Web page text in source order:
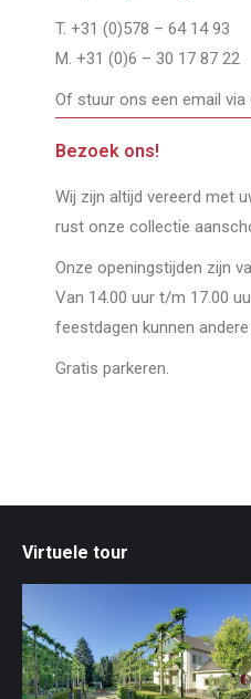
T. +31 (0)578 – 64 14 93
M. +31 (0)6 – 30 17 87 22
Of stuur ons een email via
Bezoek ons!
Wij zijn altijd vereerd met
rust onze collectie
Onze openingstijden zijn
Van 14.00 uur t/m 17.00
feestdagen kunnen
Gratis parkeren.
Virtuele tour